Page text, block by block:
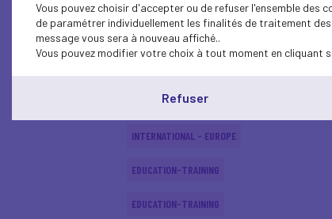
EDUCATION-TRAINING
ECONOMY
INTERNATIONAL - EUROPE
EDUCATION-TRAINING
EDUCATION-TRAINING
Vous pouvez choisir d'accepter ou de refuser l'ensemble
de paramétrer individuellement les finalités de traitement
message vous sera à nouveau affiché..
Vous pouvez modifier votre choix à tout moment en cliquant
Refuser